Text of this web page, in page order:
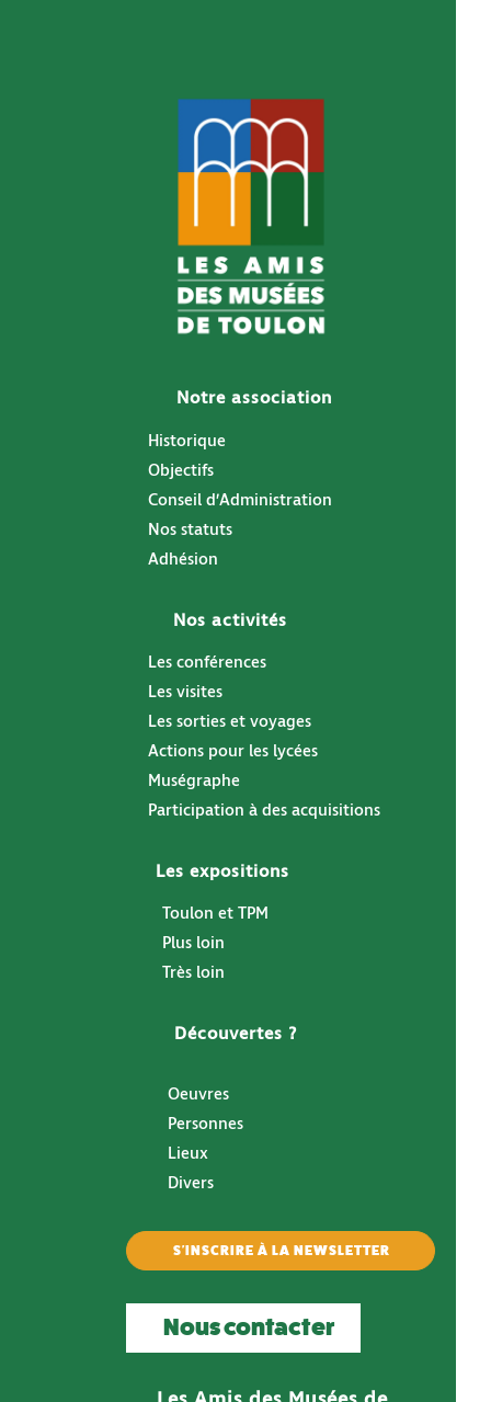
Notre association
Historique
Objectifs
Conseil d’Administration
Nos statuts
Adhésion
Nos activités
Les conférences
Les visites
Les sorties et voyages
Actions pour les lycées
Muségraphe
Participation à des acquisitions
Les expositions
Toulon et TPM
Plus loin
Très loin
Découvertes ?
Oeuvres
Personnes
Lieux
Divers
S'INSCRIRE À LA NEWSLETTER
Nous contacter